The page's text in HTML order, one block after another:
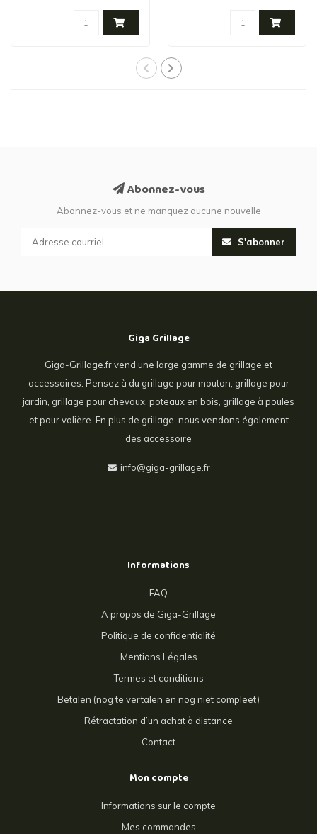
Abonnez-vous
Abonnez-vous et ne manquez aucune nouvelle
S'abonner
Giga Grillage
Giga-Grillage.fr vend une large gamme de grillage et
accessoires. Pensez à du grillage pour mouton, grillage pour
jardin, grillage pour chevaux, poteaux en bois, grillage à poules
et pour volière. En plus de grillage, nous vendons également
des accessoire
info@giga-grillage.fr
Informations
FAQ
A propos de Giga-Grillage
Politique de confidentialité
Mentions Légales
Termes et conditions
Betalen (nog te vertalen en nog niet compleet)
Rétractation d’un achat à distance
Contact
Mon compte
Informations sur le compte
Mes commandes